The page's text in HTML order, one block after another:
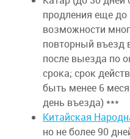
продления еще до
возможности
повторный въезд
после выезда по
срока; срок
быть менее 6
день въезда) ***
Китайская
но не более 90